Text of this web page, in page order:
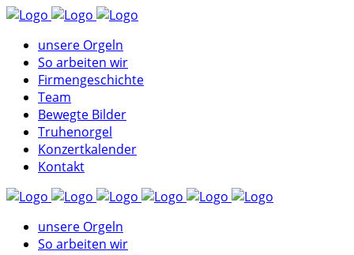
unsere Orgeln
So arbeiten wir
Firmengeschichte
Team
Bewegte Bilder
Truhenorgel
Konzertkalender
Kontakt
unsere Orgeln
So arbeiten wir